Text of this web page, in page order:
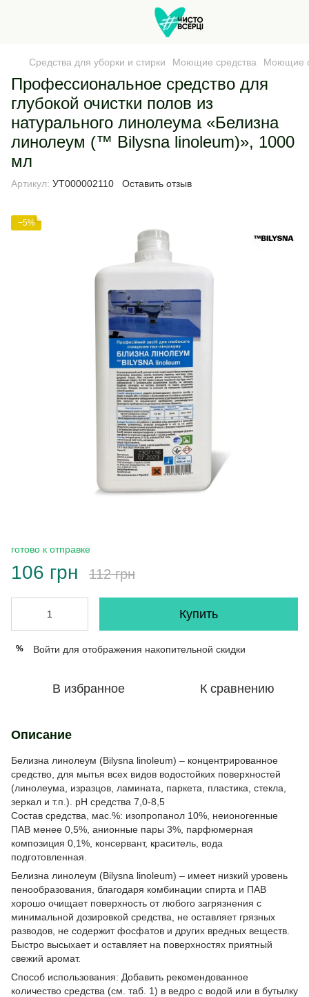
Средства для уборки и стирки Моющие средства Моющие
Профессиональное средство для
глубокой очистки полов из
натурального линолеума «Белизна
линолеум (™ Bilysna linoleum)», 1000
мл
Артикул: УТ000002110 Оставить отзыв
−5%
готово к отправке
106 грн 112 грн
Купить
% Войти для отображения накопительной скидки
В избранное К сравнению
Описание
Белизна линолеум (Bilysna linoleum) – концентрированное
средство, для мытья всех видов водостойких поверхностей
(линолеума, изразцов, ламината, паркета, пластика, стекла,
зеркал и т.п.). рН средства 7,0-8,5
Состав средства, мас.%: изопропанол 10%, неионогенные
ПАВ менее 0,5%, анионные пары 3%, парфюмерная
композиция 0,1%, консервант, краситель, вода
подготовленная.
Белизна линолеум (Bilysna linoleum) – имеет низкий уровень
пенообразования, благодаря комбинации спирта и ПАВ
хорошо очищает поверхность от любого загрязнения с
минимальной дозировкой средства, не оставляет грязных
разводов, не содержит фосфатов и других вредных веществ.
Быстро высыхает и оставляет на поверхностях приятный
свежий аромат.
Способ использования: Добавить рекомендованное
количество средства (см. таб. 1) в ведро с водой или в бутылку